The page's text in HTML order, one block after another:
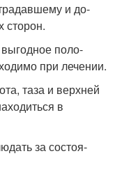
и до­
сторон.
выгодное поло­
при лече­нии.
таза и верхней
в
за состоя­